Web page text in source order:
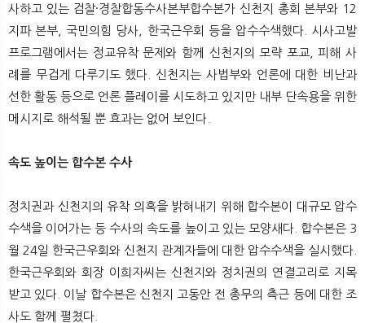
뉴 색
사하고 있는 검찰·경찰합동수사본부합수본가 신천지 총회 본부와 12
지파 본부, 국민의힘 당사, 한국근우회 등을 압수수색했다. 시사고발
프로그램에서는 정교유착 문제와 함께 신천지의 모략 포교, 피해 사
례를 무겁게 다루기도 했다. 신천지는 사법부와 언론에 대한 비난과
선한 활동 등으로 언론 플레이를 시도하고 있지만 내부 단속용을 위한
메시지로 해석될 뿐 효과는 없어 보인다.
속도 높이는 합수본 수사
정치권과 신천지의 유착 의혹을 밝혀내기 위해 합수본이 대규모 압수
수색을 이어가는 등 수사의 속도를 높이고 있는 모양새다. 합수본은 3
월 24일 한국근우회와 신천지 관계자들에 대한 압수수색을 실시했다.
한국근우회와 회장 이희자씨는 신천지와 정치권의 연결고리로 지목
받고 있다. 이날 합수본은 신천지 고동안 전 총무의 측근 등에 대한 조
사도 함께 펼쳤다.